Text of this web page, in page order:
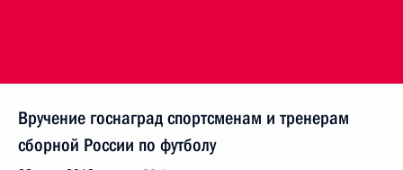
Вручение госнаград спортсменам и тренерам
сборной России по футболу